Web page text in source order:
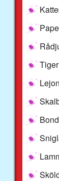
Tiger
Lejon